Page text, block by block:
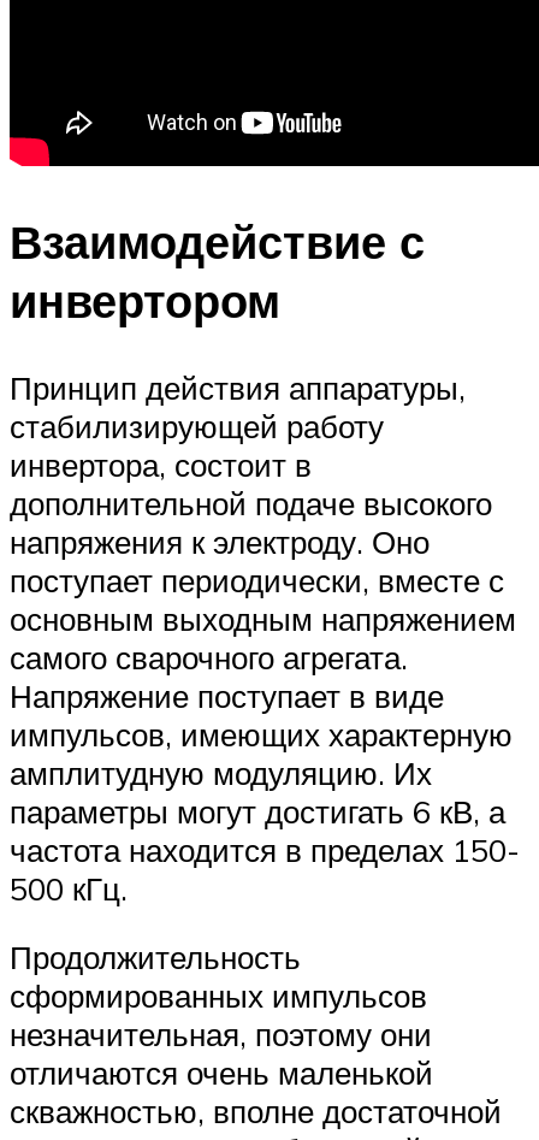
Взаимодействие с
инвертором
Принцип действия аппаратуры,
стабилизирующей работу
инвертора, состоит в
дополнительной подаче высокого
напряжения к электроду. Оно
поступает периодически, вместе с
основным выходным напряжением
самого сварочного агрегата.
Напряжение поступает в виде
импульсов, имеющих характерную
амплитудную модуляцию. Их
параметры могут достигать 6 кВ, а
частота находится в пределах 150-
500 кГц.
Продолжительность
сформированных импульсов
незначительная, поэтому они
отличаются очень маленькой
скважностью, вполне достаточной